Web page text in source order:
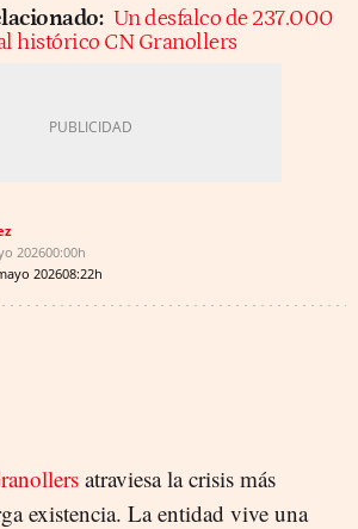
Un desfalco de 237.000
histórico CN Granollers
202600:00h
202608:22h
atraviesa la crisis más
existencia. La entidad vive una